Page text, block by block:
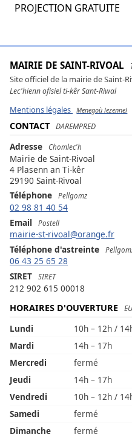
PROJECTION GRATUITE
MAIRIE DE SAINT-RIVOAL
Site officiel de la mairie de Saint-
Lec'hienn ofisiel ti-kêr Sant-Riwal
Mentions légales Menegoù lezennel
CONTACT DAREMPRED
Adresse Chomlec'h
Mairie de Saint-Rivoal
4 Plasenn an Ti-kêr
29190 Saint-Rivoal
Téléphone
Pellgomz
02 98 81 40 54
Email
Postell
mairie-st-rivoal@orange.fr
Téléphone d'astreinte
06 43 25 65 28
SIRET
SIRET
212 902 615 00018
HORAIRES D'OUVERTURE
Lundi
10h – 12h /
Mardi
14h – 17h
Mercredi
fermé
Jeudi
14h – 17h
Vendredi
10h – 12h /
Samedi
fermé
Dimanche
fermé